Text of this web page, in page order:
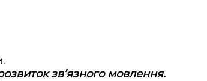
зв’язного мовлення.